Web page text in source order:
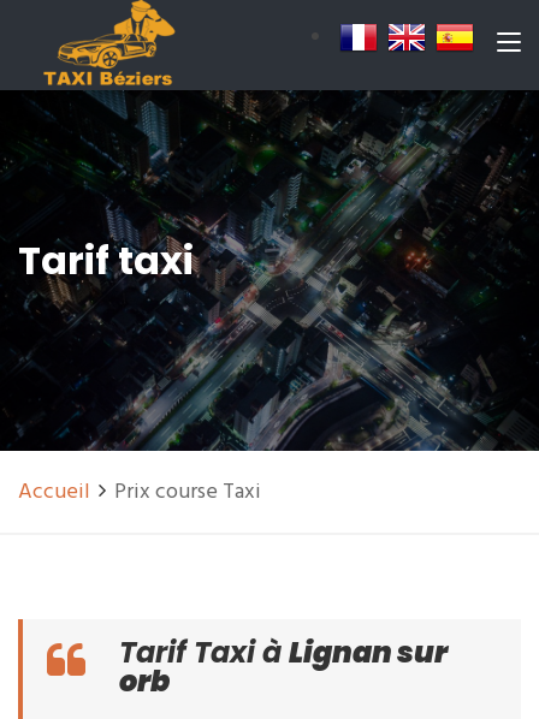
Tarif taxi
Accueil Prix course Taxi
Tarif Taxi àLignan sur
orb